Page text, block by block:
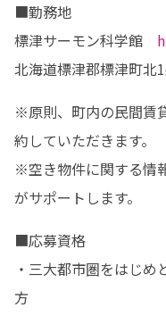
■勤務地
標津サーモン科学館
北海道標津郡標津町北
※原則、町内の民間賃
約していただきます。
※空き物件に関する情
がサポートします。
■応募資格
・三大都市圏をはじ
方